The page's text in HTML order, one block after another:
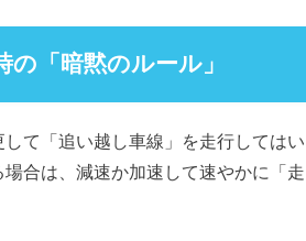
「暗黙のルール」
て「追い越し車線」を走行してはい
合は、減速か加速して速やかに「走